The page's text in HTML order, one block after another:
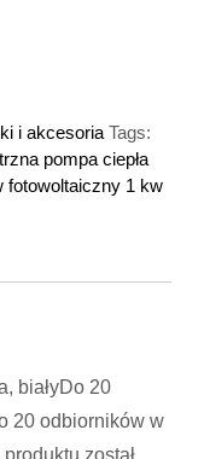
i akcesoria Tags:
pompa ciepła
fotowoltaiczny 1 kw
białyDo 20
20 odbiorników w
został